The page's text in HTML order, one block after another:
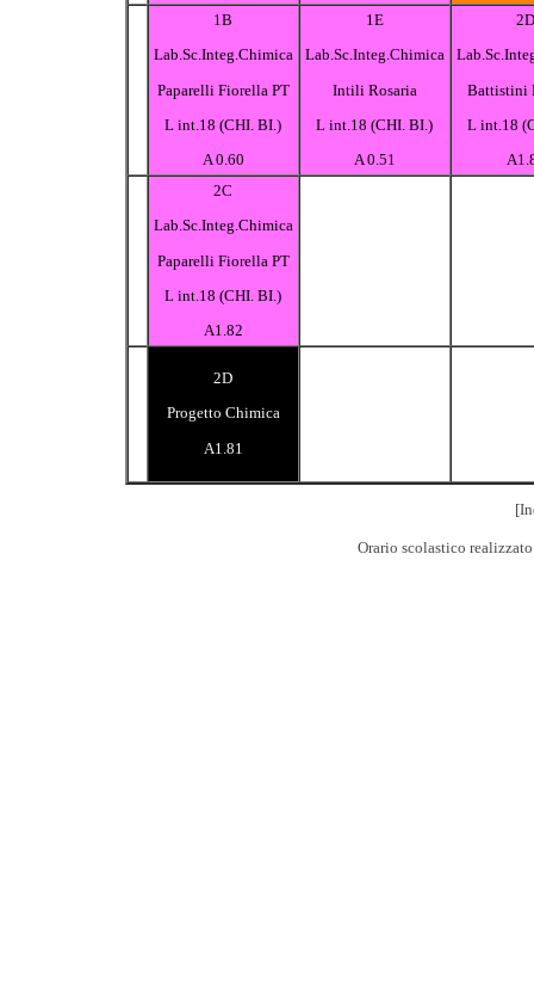
1B
Lab.Sc.Integ.Chimica
Paparelli Fiorella PT
L int.18 (CHI. BI.)
A 0.60
1E
Lab.Sc.Integ.Chimica
Intili Rosaria
L int.18 (CHI. BI.)
A 0.51
2D
Battistini
L int.18
2C
Lab.Sc.Integ.Chimica
Paparelli Fiorella PT
L int.18 (CHI. BI.)
A1.82
2D
Progetto Chimica
A1.81
Orario scolastico